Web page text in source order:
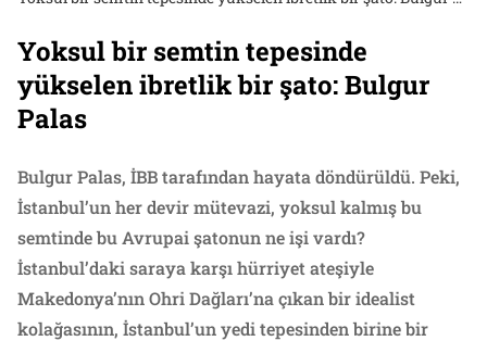
Yoksul bir semtin tepesinde
yükselen ibretlik bir şato: Bulgur
Palas
Bulgur Palas, İBB tarafından hayata döndürüldü. Peki,
İstanbul’un her devir mütevazi, yoksul kalmış bu
semtinde bu Avrupai şatonun ne işi vardı?
İstanbul’daki saraya karşı hürriyet ateşiyle
Makedonya’nın Ohri Dağları’na çıkan bir idealist
kolağasının, İstanbul’un yedi tepesinden birine bir